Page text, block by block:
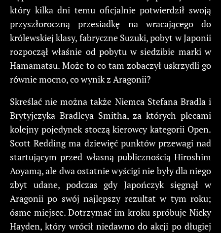
który kilka dni temu oficjalnie potwierdził swoją
przyszłoroczną przesiadkę na wracającego do
królewskiej klasy, fabryczne Suzuki, pobyt w Japonii
rozpoczął właśnie od pobytu w siedzibie marki w
Hamamatsu. Może to co tam zobaczył uskrzydli go
równie mocno, co wynik z Aragonii?
Skreślać nie można także Niemca Stefana Bradla i
Brytyjczyka Bradleya Smitha, za których plecami
kolejny pojedynek stoczą kierowcy kategorii Open.
Scott Redding ma dziewięć punktów przewagi nad
startującym przed własną publicznością Hiroshim
Aoyamą, ale dwa ostatnie wyścigi nie były dla niego
zbyt udane, podczas gdy Japończyk sięgnął w
Aragonii po swój najlepszy rezultat w tym roku;
ósme miejsce. Dotrzymać im kroku spróbuje Nicky
Hayden, który wrócił niedawno do akcji po długiej